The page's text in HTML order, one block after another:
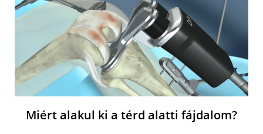
Miért alakul ki a térd alatti fájdalom?